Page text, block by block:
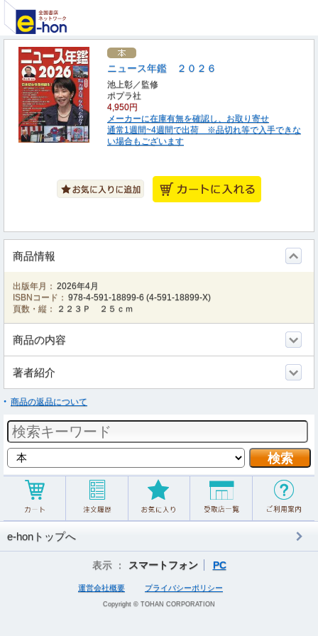
ニュース年鑑 ２０２６
池上彰／監修
ポプラ社
4,950円
メーカーに在庫有無を確認し、お取り寄せ
通常1週間~4週間で出荷 ※品切れ等で入手できな
い場合もございます
商品情報
出版年月： 2026年4月
ISBNコード： 978-4-591-18899-6 (4-591-18899-X)
頁数・縦：
２２３Ｐ ２５ｃｍ
商品の内容
著者紹介
商品の返品について
e-honトップへ
表示 ： スマートフォン PC
運営会社概要 プライバシーポリシー
Copyright © TOHAN CORPORATION